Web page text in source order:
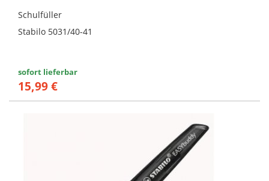
Schulfüller
Stabilo 5031/40-41
sofort lieferbar
15,99 €